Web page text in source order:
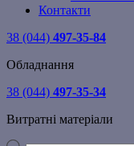
Контакти
38 (044) 497-35-84
Обладнання
38 (044) 497-35-34
Витратні матеріали